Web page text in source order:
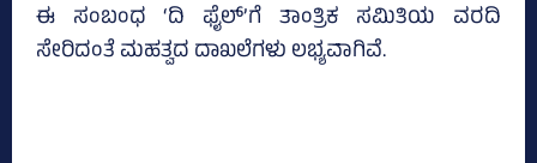
ಈ ಸಂಬಂಧ ‘ದಿ ಫೈಲ್‌’ಗೆ ತಾಂತ್ರಿಕ ಸಮಿತಿಯ ವರದಿ
ಸೇರಿದಂತೆ ಮಹತ್ವದ ದಾಖಲೆಗಳು ಲಭ್ಯವಾಗಿವೆ.